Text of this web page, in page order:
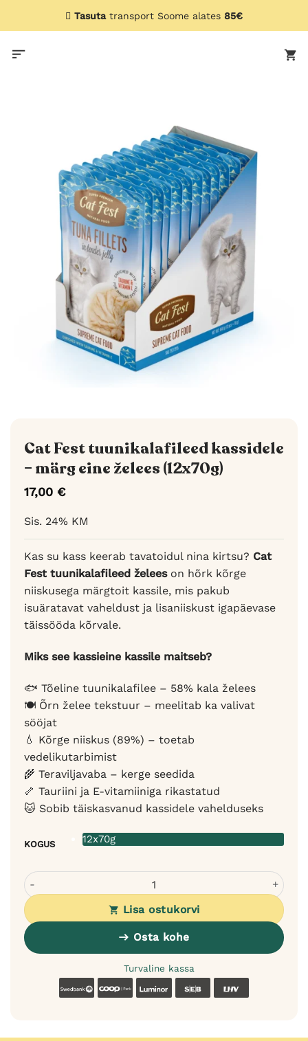
Tasutatransport Soome alates 85€
Cat Fest tuunikalafileed kassidele
– märg eine želees (12x70g)
17,00 €
Sis. 24% KM
Kas su kass keerab tavatoidul nina kirtsu? Cat
Fest tuunikalafileed želeeson hõrk kõrge
niiskusega märgtoit kassile, mis pakub
isuäratavat vaheldust ja lisaniiskust igapäevase
täissööda kõrvale.
Miks see kassieine kassile maitseb?
🐟 Tõeline tuunikalafilee – 58% kala želees
🍽 Õrn želee tekstuur – meelitab ka valivat
sööjat
💧 Kõrge niiskus (89%) – toetab
vedelikutarbimist
🌾 Teraviljavaba – kerge seedida
🦴 Tauriini ja E-vitamiiniga rikastatud
🐱 Sobib täiskasvanud kassidele vahelduseks
KOGUS 12x70g
Cat Fest tuunikalafileed kassidele - märg eine želees
Lisa ostukorvi
Osta kohe
Turvaline kassa
SwedbankCoop Luminor SEB